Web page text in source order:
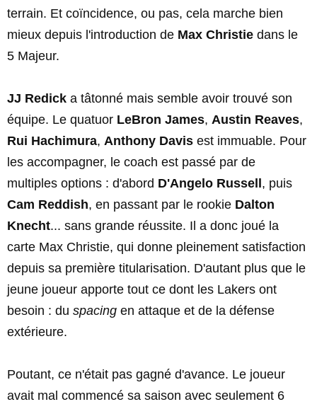
terrain. Et coïncidence, ou pas, cela marche bien
mieux depuis l'introduction de Max Christie dans le
5 Majeur.
JJ Redick a tâtonné mais semble avoir trouvé son
équipe. Le quatuor LeBron James, Austin Reaves,
Rui Hachimura, Anthony Davis est immuable. Pour
les accompagner, le coach est passé par de
multiples options : d'abord D'Angelo Russell , puis
Cam Reddish, en passant par le rookie Dalton
Knecht... sans grande réussite. Il a donc joué la
carte Max Christie, qui donne pleinement satisfaction
depuis sa première titularisation. D'autant plus que le
jeune joueur apporte tout ce dont les Lakers ont
besoin : du spacing en attaque et de la défense
extérieure.
Poutant, ce n'était pas gagné d'avance. Le joueur
avait mal commencé sa saison avec seulement 6